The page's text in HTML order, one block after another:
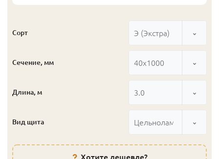
Сорт Э (Экстра)
Сечение, мм 40x1000
Длина, м 3.0
Вид щита Цельноламельный
Хотите дешевле?